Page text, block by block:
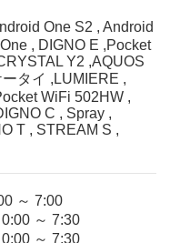
One S2 , Android
, DIGNO E ,Pocket
Y2 ,AQUOS
タイ ,LUMIERE ,
WiFi 502HW ,
C , Spray ,
T , STREAM S ,
～ 7:00
～ 7:30
～ 7:30